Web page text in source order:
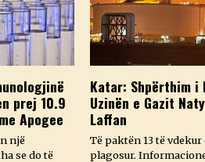
prej 10.9
Apogee
një
se do të
Katar: Shpërthim i
Uzinën e Gazit
Laffan
Të paktën 13 të vdekur
plagosur.